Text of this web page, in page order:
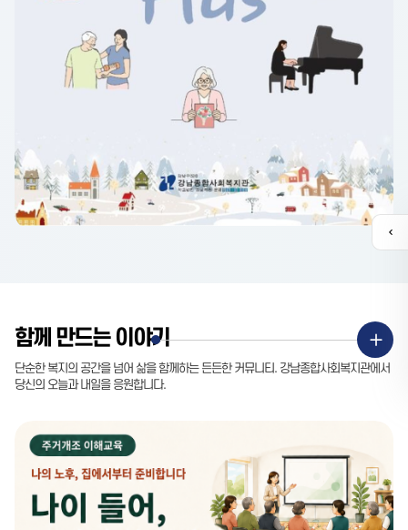
함께 만드는 이야기
단순한 복지의 공간을 넘어 삶을 함께하는 든든한 커뮤니티. 강남종합사회복지관에서
당신의 오늘과 내일을 응원합니다.
퀵
메